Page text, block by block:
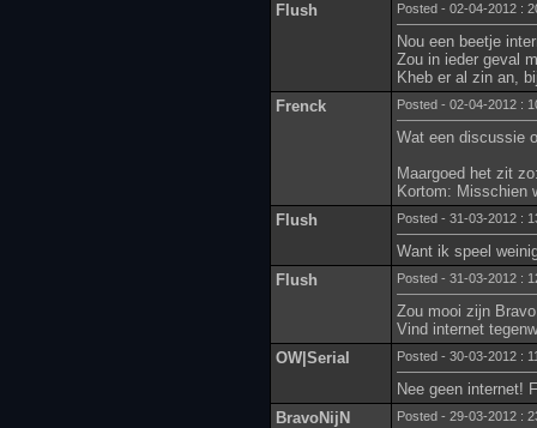
Flush
Posted - 02-04-2012 :
Nou een beetje
Zou in ieder geval
Kheb er al zin an,
Frenck
Posted - 02-04-2012 :
Wat een discussie
Maargoed het zit
Kortom: Misschien
Flush
Posted - 31-03-2012 :
Want ik speel
Flush
Posted - 31-03-2012 :
Zou mooi zijn
Vind internet
OW|Serial
Posted - 30-03-2012 :
Nee geen internet!
BravoNijN
Posted - 29-03-2012 :